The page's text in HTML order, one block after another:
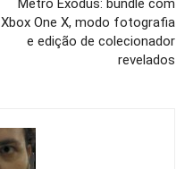
Metro Exodus: bundle com
Xbox One X, modo fotografia
e edição de colecionador
revelados